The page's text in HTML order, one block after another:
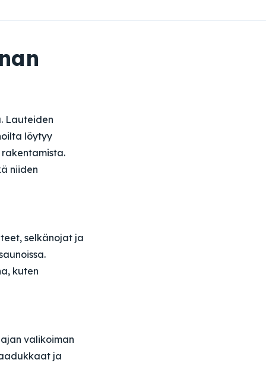
Lauteiden
löytyy
niiden
selkänojat ja
kuten
valikoiman
ja